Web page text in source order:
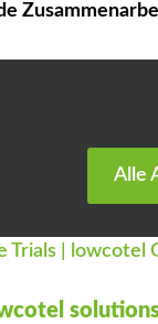
Alle